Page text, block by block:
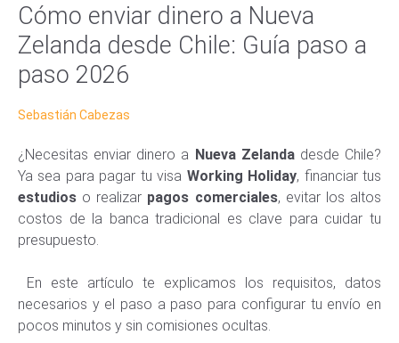
Cómo enviar dinero a Nueva
Zelanda desde Chile: Guía paso a
paso 2026
Sebastián Cabezas
¿Necesitas enviar dinero a Nueva Zelandadesde Chile?
Ya sea para pagar tu visa Working Holiday, financiar tus
estudios o realizar pagos comerciales, evitar los altos
costos de la banca tradicional es clave para cuidar tu
presupuesto.
En este artículo te explicamos los requisitos, datos
necesarios y el paso a paso para configurar tu envío en
pocos minutos y sin comisiones ocultas.